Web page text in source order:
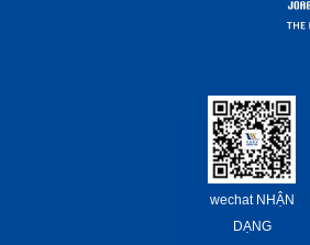
wechat NHẬN
DẠNG